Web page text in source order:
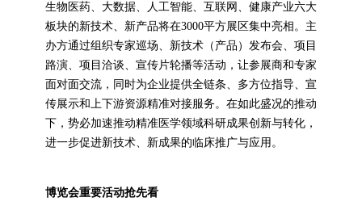
生物医药、大数据、人工智能、互联网、健康产业六大
板块的新技术、新产品将在3000平方展区集中亮相。主
办方通过组织专家巡场、新技术（产品）发布会、项目
路演、项目洽谈、宣传片轮播等活动，让参展商和专家
面对面交流，同时为企业提供全链条、多方位指导、宣
传展示和上下游资源精准对接服务。在如此盛况的推动
下，势必加速推动精准医学领域科研成果创新与转化，
进一步促进新技术、新成果的临床推广与应用。
博览会重要活动抢先看